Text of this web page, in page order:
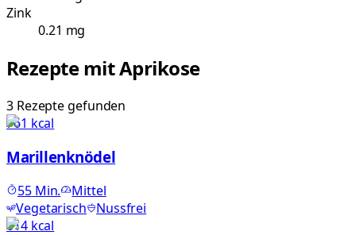
Zink
0.21 mg
Rezepte mitAprikose
3 Rezeptegefunden
761 kcal
Marillenknödel
55Min.
Mittel
Vegetarisch
Nussfrei
614kcal